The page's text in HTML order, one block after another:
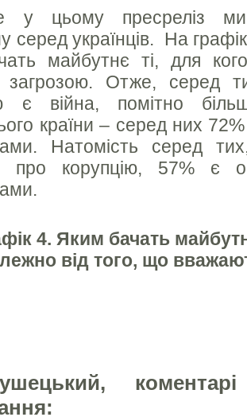
у цьому пресреліз ми
серед українців. На
майбутнє ті, для
загрозою. Отже, серед
є війна, помітно
країни – серед них
Натомість серед
про корупцію, 57% є
4. Яким бачать
від того, що